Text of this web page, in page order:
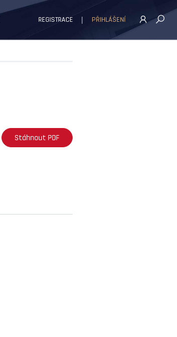
REGISTRACE PŘIHLÁŠENÍ
Stáhnout PDF